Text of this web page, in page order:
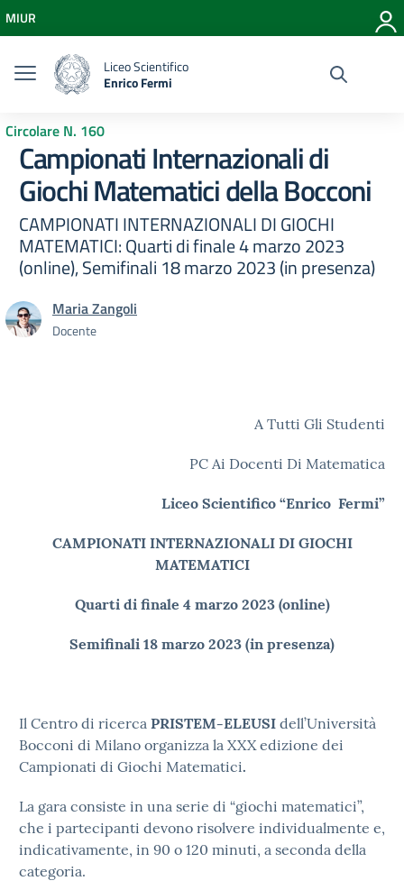
Vai al menu di navigazione
Vai al footer
MIUR
Liceo Scientifico
Enrico Fermi
Circolare N. 160
Campionati Internazionali di
Giochi Matematici della Bocconi
CAMPIONATI INTERNAZIONALI DI GIOCHI
MATEMATICI: Quarti di finale 4 marzo 2023
(online), Semifinali 18 marzo 2023 (in presenza)
Maria Zangoli
Docente
A Tutti Gli Studenti
PC Ai Docenti Di Matematica
Liceo Scientifico “Enrico Fermi”
CAMPIONATI INTERNAZIONALI DI GIOCHI
MATEMATICI
Quarti di finale 4 marzo 2023 (online)
Semifinali 18 marzo 2023 (in presenza)
Il Centro di ricerca PRISTEM-ELEUSI dell’Università
Bocconi di Milano organizza la XXX edizione dei
Campionati di Giochi Matematici.
La gara consiste in una serie di “giochi matematici”,
che i partecipanti devono risolvere individualmente e,
indicativamente, in 90 o 120 minuti, a seconda della
categoria.